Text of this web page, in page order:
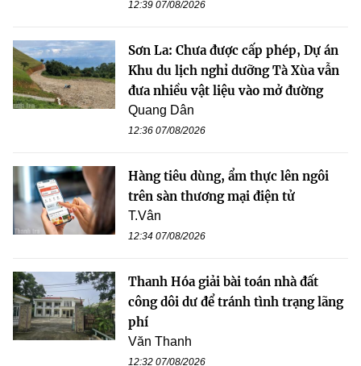
12:39 07/08/2026
Sơn La: Chưa được cấp phép, Dự án
Khu du lịch nghỉ dưỡng Tà Xùa vẫn
đưa nhiều vật liệu vào mở đường
Quang Dân
12:36 07/08/2026
Hàng tiêu dùng, ẩm thực lên ngôi
trên sàn thương mại điện tử
T.Vân
12:34 07/08/2026
Thanh Hóa giải bài toán nhà đất
công dôi dư để tránh tình trạng lãng
phí
Văn Thanh
12:32 07/08/2026